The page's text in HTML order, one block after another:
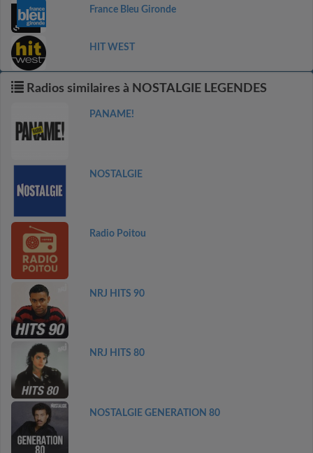
France Bleu Gironde
HIT WEST
Radios similaires à NOSTALGIE LEGENDES
PANAME!
NOSTALGIE
Radio Poitou
NRJ HITS 90
NRJ HITS 80
NOSTALGIE GENERATION 80